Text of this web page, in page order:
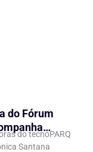
do Fórum
do tecnoPARQ
Santana